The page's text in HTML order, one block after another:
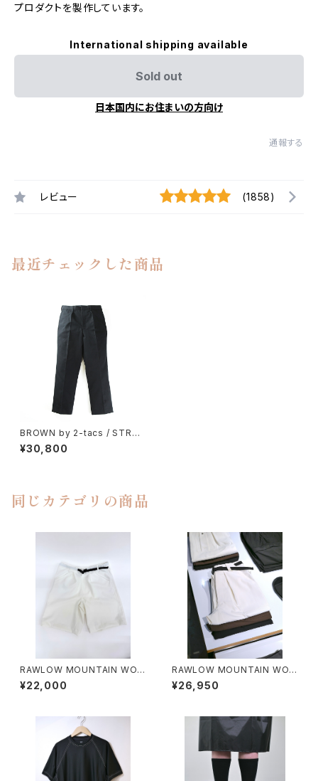
プロダクトを製作しています。
International shipping available
Sold out
日本国内にお住まいの方向け
通報する
レビュー (1858)
最近チェックした商品
BROWN by 2-tacs / STRAI
GHT SLACKS（TWILL）
¥30,800
同じカテゴリの商品
RAWLOW MOUNTAIN WOR
KS / HIKER GURKHA PANTS
¥22,000
RAWLOW MOUNTAIN WOR
KS / HIKER BAKER PANTS
¥26,950